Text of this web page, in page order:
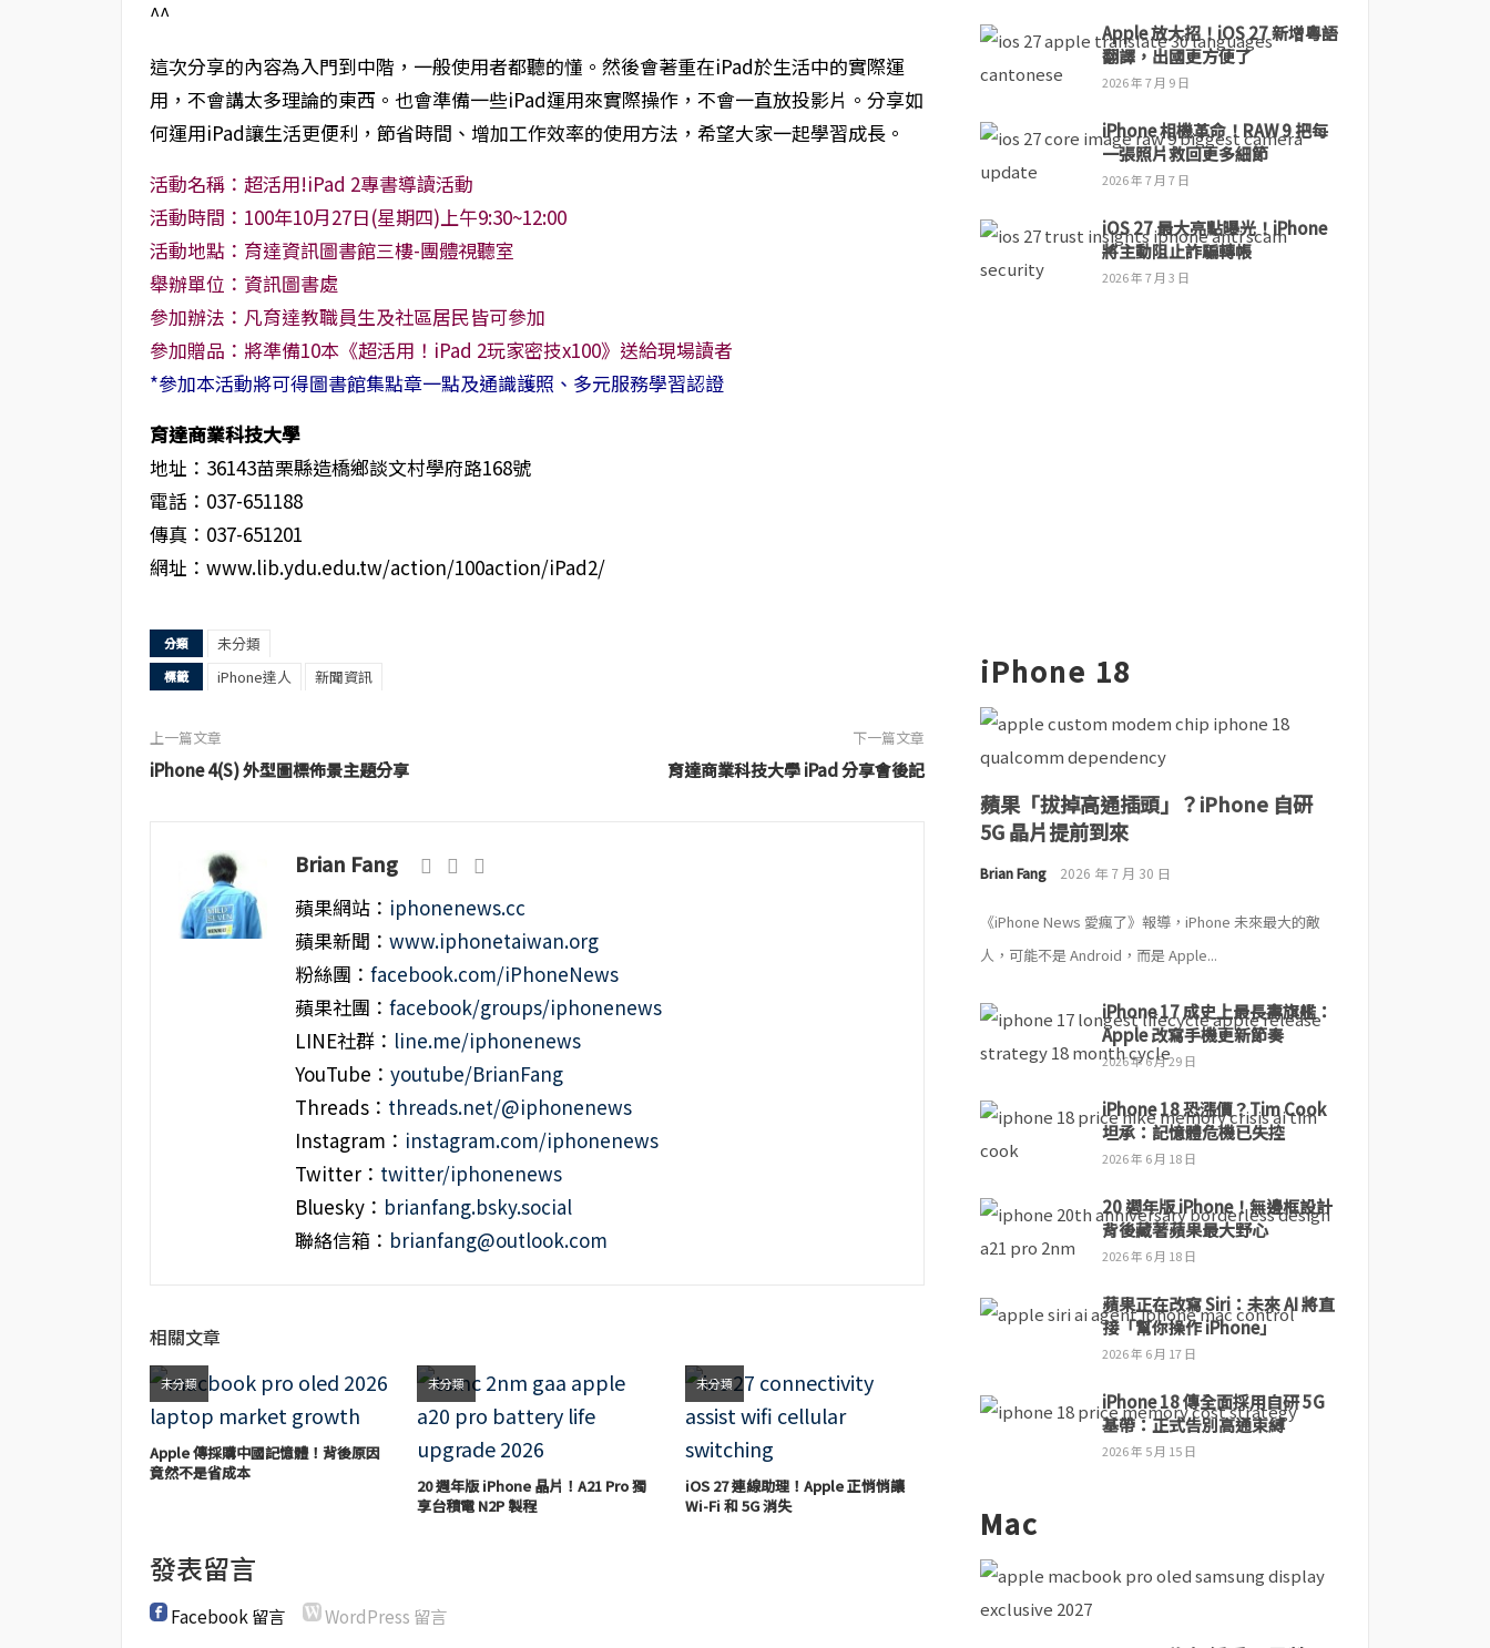
^^
這次分享的內容為入門到中階，一般使用者都聽的懂。然後會著重在iPad於生活中的實際運
用，不會講太多理論的東西。也會準備一些iPad運用來實際操作，不會一直放投影片。分享如
何運用iPad讓生活更便利，節省時間、增加工作效率的使用方法，希望大家一起學習成長。
活動名稱：超活用!iPad 2專書導讀活動
活動時間：100年10月27日(星期四)上午9:30~12:00
活動地點：育達資訊圖書館三樓-團體視聽室
舉辦單位：資訊圖書處
參加辦法：凡育達教職員生及社區居民皆可參加
參加贈品：將準備10本《超活用！iPad 2玩家密技x100》送給現場讀者
*參加本活動將可得圖書館集點章一點及通識護照、多元服務學習認證
育達商業科技大學
地址：36143苗栗縣造橋鄉談文村學府路168號
電話：037-651188
傳真：037-651201
網址：www.lib.ydu.edu.tw/action/100action/iPad2/
分類 未分類
標籤 iPhone達人 新聞資訊
上一篇文章
iPhone 4(S) 外型圖標佈景主題分享
下一篇文章
育達商業科技大學 iPad 分享會後記
Brian Fang
蘋果網站： iphonenews.cc
蘋果新聞： www.iphonetaiwan.org
粉絲團： facebook.com/iPhoneNews
蘋果社團： facebook/groups/iphonenews
LINE社群： line.me/iphonenews
YouTube： youtube/BrianFang
Threads： threads.net/@iphonenews
Instagram： instagram.com/iphonenews
Twitter： twitter/iphonenews
Bluesky： brianfang.bsky.social
聯絡信箱： brianfang@outlook.com
相關文章
未分類
Apple 傳採購中國記憶體！背後原因
竟然不是省成本
未分類
20 週年版 iPhone 晶片！A21 Pro 獨
享台積電 N2P 製程
未分類
iOS 27 連線助理！Apple 正悄悄讓
Wi-Fi 和 5G 消失
發表留言
Facebook 留言 WordPress 留言
Apple 放大招！iOS 27 新增粵語
翻譯，出國更方便了
2026 年 7 月 9 日
iPhone 相機革命！RAW 9 把每
一張照片救回更多細節
2026 年 7 月 7 日
iOS 27 最大亮點曝光！iPhone
將主動阻止詐騙轉帳
2026 年 7 月 3 日
iPhone 18
蘋果「拔掉高通插頭」？iPhone 自研
5G 晶片提前到來
Brian Fang 2026 年 7 月 30 日
《iPhone News 愛瘋了》報導，iPhone 未來最大的敵
人，可能不是 Android，而是 Apple...
iPhone 17 成史上最長壽旗艦：
Apple 改寫手機更新節奏
2026 年 6 月 29 日
iPhone 18 恐漲價？Tim Cook
坦承：記憶體危機已失控
2026 年 6 月 18 日
20 週年版 iPhone！無邊框設計
背後藏著蘋果最大野心
2026 年 6 月 18 日
蘋果正在改寫 Siri：未來 AI 將直
接「幫你操作 iPhone」
2026 年 6 月 17 日
iPhone 18 傳全面採用自研 5G
基帶：正式告別高通束縛
2026 年 5 月 15 日
Mac